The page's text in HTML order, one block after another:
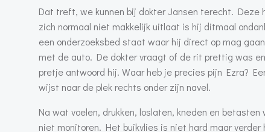
Dat treft, we kunnen bij dokter Jansen terecht.
zich normaal niet makkelijk uitlaat is hij ditmaal
een onderzoeksbed staat waar hij direct op mag
met de auto. De dokter vraagt of de rit prettig was
pretje antwoord hij. Waar heb je precies pijn Ezra?
wijst naar de plek rechts onder zijn navel.
Na wat voelen, drukken, loslaten, kneden en
niet monitoren. Het buikvlies is niet hard maar